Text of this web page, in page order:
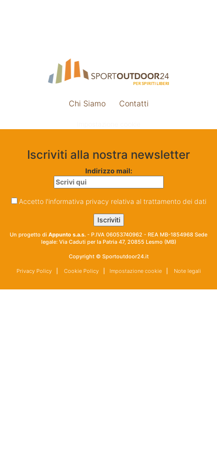
Chi Siamo Contatti
Iscriviti alla nostra newsletter
Indirizzo mail:
Accetto l'informativa privacy relativa al trattamento dei dati
Un progetto di Appunto s.a.s. - P.IVA 06053740962 - REA MB-1854968 Sede
legale: Via Caduti per la Patria 47, 20855 Lesmo (MB)
Copyright © Sportoutdoor24.it
Privacy Policy| Cookie Policy| Impostazione cookie| Note legali